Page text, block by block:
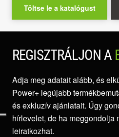
Töltse le a katalógust
REGISZTRÁLJON A
Adja meg adatait alább, és
Power+ legújabb
és exkluzív ajánlatait. Úgy
hírlevelet, de ha meggondolja
leiratkozhat.